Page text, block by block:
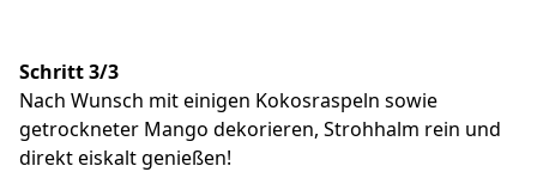
Schritt 3/3
Nach Wunsch mit einigen Kokosraspeln sowie
getrockneter Mango dekorieren, Strohhalm rein und
direkt eiskalt genießen!